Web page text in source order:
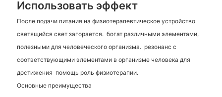
Использовать эффект
После подачи питания на физиотерапевтическое устройство
светящийся свет загорается. богат различными элементами,
полезными для человеческого организма. резонанс с
соответствующими элементами в организме человека для
достижения помощь роль физиотерапии.
Основные преимущества